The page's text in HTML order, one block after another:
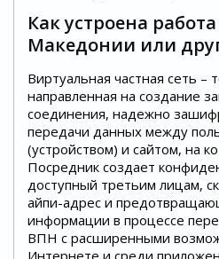
Как устроена
Македонии или
Виртуальная частная сеть –
направленная на создание
соединения, надежно
передачи данных между
(устройством) и сайтом, на
Посредник создает
доступный третьим лицам,
айпи-адрес и
информации в процессе
ВПН с расширенными